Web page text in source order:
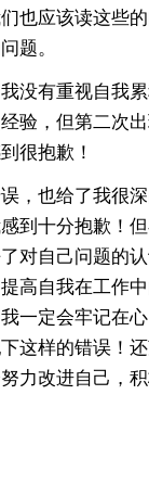
也应该读这些
题。
没有重视自我
验，但第二次
很抱歉！
，也给了我很
到十分抱歉！
对自己问题的
高自我在工作
一定会牢记在
这样的错误！
力改进自己，